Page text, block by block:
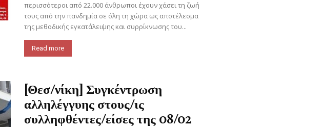
περισσότεροι από 22.000 άνθρωποι έχουν χάσει τη ζωή
τους από την πανδημία σε όλη τη χώρα ως αποτέλεσμα
της μεθοδικής εγκατάλειψης και συρρίκνωσης του...
Read more
[Θεσ/νίκη] Συγκέντρωση
αλληλέγγυης στους/ις
συλληφθέντες/είσες της 08/02